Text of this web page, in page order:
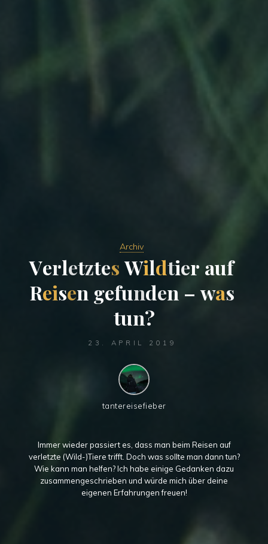
Archiv
Verletztes Wildtier auf
Reisen gefunden – was
tun?
23. APRIL 2019
tantereisefieber
Immer wieder passiert es, dass man beim Reisen auf
verletzte (Wild-)Tiere trifft. Doch was sollte man dann tun?
Wie kann man helfen? Ich habe einige Gedanken dazu
zusammengeschrieben und würde mich über deine
eigenen Erfahrungen freuen!